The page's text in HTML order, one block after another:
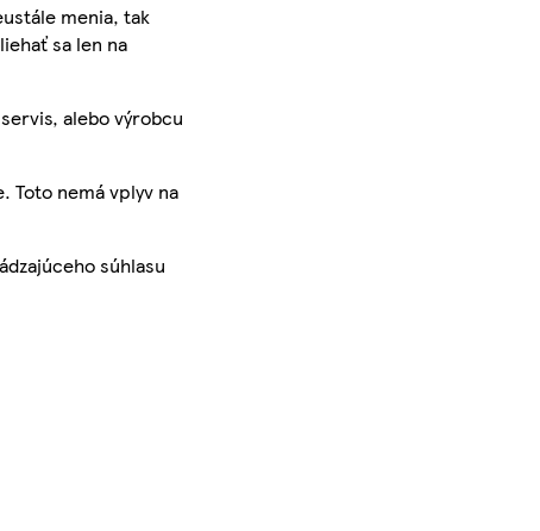
menia, tak
sa len na
alebo výrobcu
Toto nemá vplyv na
súhlasu